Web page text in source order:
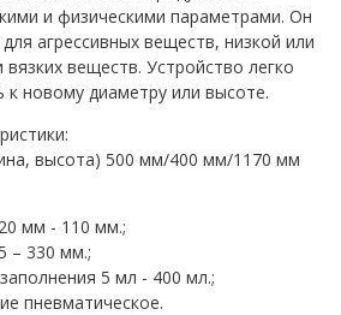
и физическими параметрами. Он
агрессивных веществ, низкой или
веществ. Устройство легко
новому диаметру или высоте.
высота) 500 мм/400 мм/1170 мм
мм - 110 мм.;
– 330 мм.;
5 мл - 400 мл.;
пневматическое.